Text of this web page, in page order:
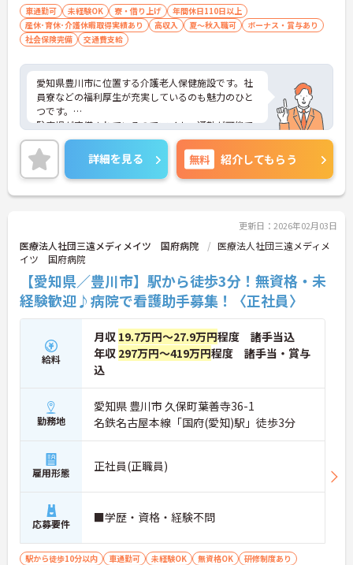
車通勤可 未経験OK 寮・借り上げ
年間休日110日以上
産休･育休･介護休暇取得実績あり
高収入 夏～秋入職可
ボーナス・賞与あり
社会保険完備
交通費支給
愛知県豊川市に位置する介護老人保健施設です。社
員寮などの福利厚生が充実しているのも魅力のひと
つです。
駐車場が完備されているのでマイカー通勤が可能で
すし、最寄り駅の八幡駅からは徒歩10分圏内と通勤
にとても便利です。
産休・育休の取得実績があり、託児所もありますの
で、お子様がいらっしゃる方に理解があって働きや
すい環境なのでとても安心です。
ントをお伝えしますのでお気軽にお問い合わせくだ
さい。
詳細を見る 無料 紹介してもらう
更新日：2026年02月03日
医療法人社団三遠メディメイツ 国府病院
医療法人社団三遠メディメ
イツ 国府病院
【愛知県／豊川市】駅から徒歩3分！無資格・未
経験歓迎♪病院で看護助手募集！〈正社員〉
給料
月収 19.7万円～27.9万円程度 諸手当込
年収 297万円～419万円程度 諸手当・賞与
込
勤務地
愛知県 豊川市 久保町葉善寺36-1
名鉄名古屋本線「国府(愛知)駅」徒歩3分
雇用形態 正社員(正職員)
応募要件 ■学歴・資格・経験不問
駅から徒歩10分以内 車通勤可 未経験OK 無資格OK
研修制度あり